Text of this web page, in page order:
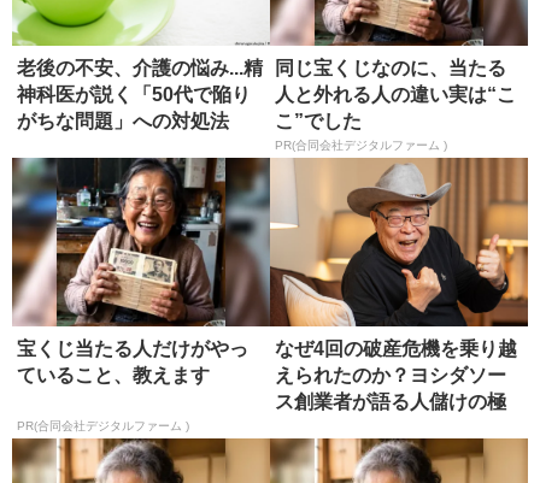
老後の不安、介護の悩み...精
神科医が説く「50代で陥り
がちな問題」への対処法
同じ宝くじなのに、当たる
人と外れる人の違い実は“こ
こ”でした
PR(合同会社デジタルファーム )
宝くじ当たる人だけがやっ
ていること、教えます
PR(合同会社デジタルファーム )
なぜ4回の破産危機を乗り越
えられたのか？ヨシダソー
ス創業者が語る人儲けの極